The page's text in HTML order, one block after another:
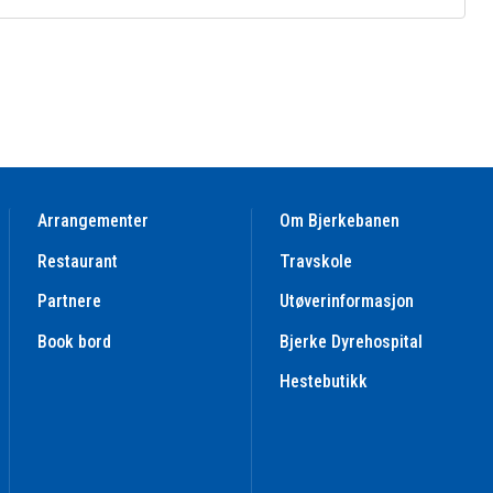
Arrangementer
Restaurant
Partnere
Book bord
Om Bjerkebanen
Travskole
Utøverinformasjon
Bjerke Dyrehospital
Hestebutikk